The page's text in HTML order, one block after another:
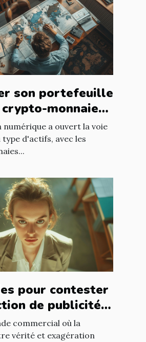
son portefeuille
monnaies
à faible
numérique a ouvert la voie
type d'actifs, avec les
pour contester
de publicité
commercial où la
vérité et exagération